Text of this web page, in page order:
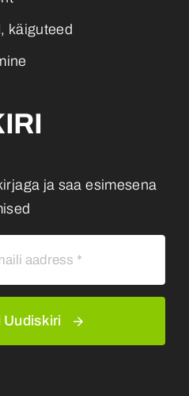
käiguteed
ja saa esimesena
Uudiskiri